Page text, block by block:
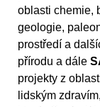
oblasti chemie,
geologie,
prostředí a
přírodu a dále
projekty z
lidským